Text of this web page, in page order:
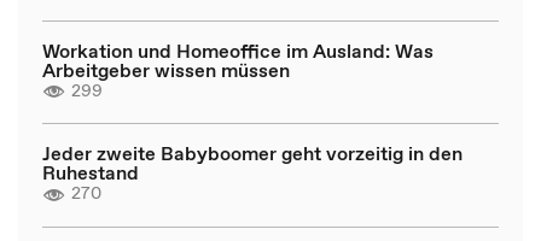
Workation und Homeoffice im Ausland: Was
Arbeitgeber wissen müssen
299
Jeder zweite Babyboomer geht vorzeitig in den
Ruhestand
270